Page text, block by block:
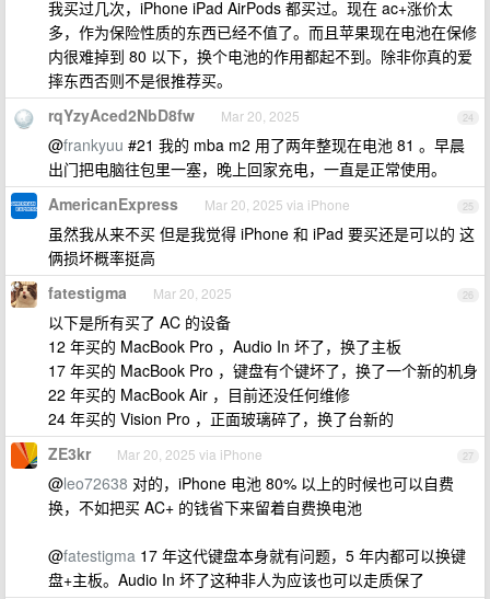
我买过几次，iPhone iPad AirPods 都买过。现在 ac+涨价太
多，作为保险性质的东西已经不值了。而且苹果现在电池在保修
内很难掉到 80 以下，换个电池的作用都起不到。除非你真的爱
摔东西否则不是很推荐买。
24
rqYzyAced2NbD8fw Mar 20, 2025
@frankyuu #21 我的 mba m2 用了两年整现在电池 81 。早晨
出门把电脑往包里一塞，晚上回家充电，一直是正常使用。
25
AmericanExpress Mar 20, 2025 via iPhone
虽然我从来不买 但是我觉得 iPhone 和 iPad 要买还是可以的 这
俩损坏概率挺高
26
fatestigma Mar 20, 2025
以下是所有买了 AC 的设备
12 年买的 MacBook Pro ，Audio In 坏了，换了主板
17 年买的 MacBook Pro ，键盘有个键坏了，换了一个新的机身
22 年买的 MacBook Air ，目前还没任何维修
24 年买的 Vision Pro ，正面玻璃碎了，换了台新的
27
ZE3kr Mar 20, 2025 via iPhone
@leo72638 对的，iPhone 电池 80% 以上的时候也可以自费
换，不如把买 AC+ 的钱省下来留着自费换电池
@fatestigma 17 年这代键盘本身就有问题，5 年内都可以换键
盘+主板。Audio In 坏了这种非人为应该也可以走质保了